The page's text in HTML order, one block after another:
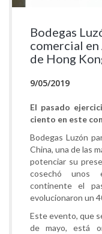
Bodegas
comercial
de Hong
9/05/2019
El pasado
ciento en este
Bodegas Luzón
China, una de las
potenciar su
cosechó unos
continente el
evolucionaron un
Este evento, que
de mayo, está